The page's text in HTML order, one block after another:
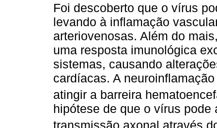
Foi descoberto que o vírus
levando à inflamação
arteriovenosas. Além do
uma resposta imunológica
sistemas, causando
cardíacas. A
atingir a barreira
hipótese de que o vírus pode